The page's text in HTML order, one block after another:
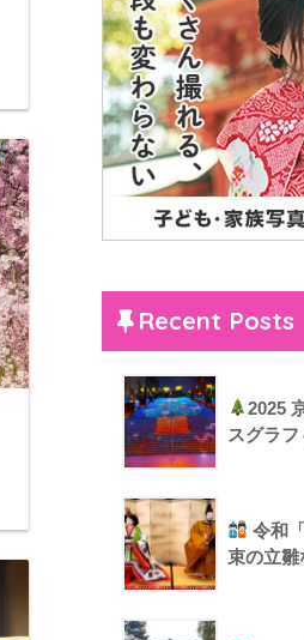
Recent Posts
2025
スグラ
令和
束の立雛